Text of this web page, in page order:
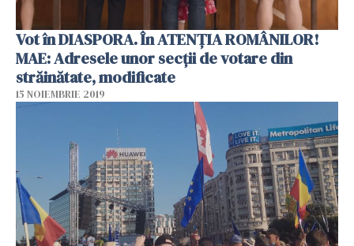
Vot în DIASPORA. În ATENȚIA ROMÂNILOR!
MAE: Adresele unor secții de votare din
străinătate, modificate
15 NOIEMBRIE 2019